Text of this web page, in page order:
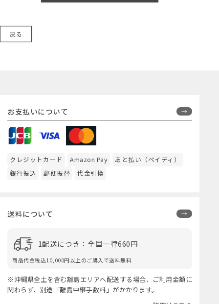
戻る
お支払いについて
クレジットカード Amazon Pay
あと払い（ペイディ）
銀行振込
郵便振替 代金引換
送料について
1配送につき：全国一律660円
商品代金税込10,000円以上のご購入で送料無料
※沖縄県全土を含む離島エリアへ配送する場合、ご利用金額に
関わらず、別途「離島中継手数料」がかかります。